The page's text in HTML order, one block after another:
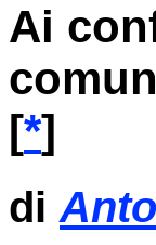
Ai
[*]
di